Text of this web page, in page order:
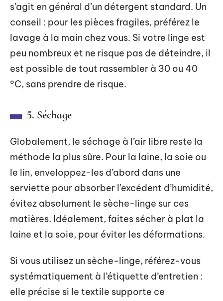
s’agit en général d’un détergent standard. Un
conseil : pour les pièces fragiles, préférez le
lavage à la main chez vous. Si votre linge est
peu nombreux et ne risque pas de déteindre, il
est possible de tout rassembler à 30 ou 40
°C, sans prendre de risque.
5. Séchage
Globalement, le séchage à l’air libre reste la
méthode la plus sûre. Pour la laine, la soie ou
le lin, enveloppez-les d’abord dans une
serviette pour absorber l’excédent d’humidité,
évitez absolument le sèche-linge sur ces
matières. Idéalement, faites sécher à plat la
laine et la soie, pour éviter les déformations.
Si vous utilisez un sèche-linge, référez-vous
systématiquement à l’étiquette d’entretien :
elle précise si le textile supporte ce